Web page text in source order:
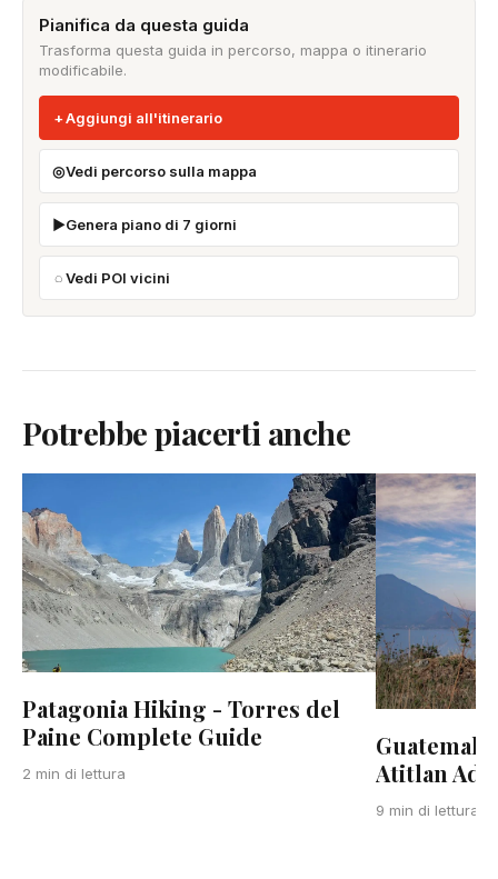
Pianifica da questa guida
Trasforma questa guida in percorso, mappa o itinerario
modificabile.
Aggiungi all'itinerario
Vedi percorso sulla mappa
Genera piano di 7 giorni
Vedi POI vicini
Potrebbe piacerti anche
Patagonia Hiking - Torres del
Paine Complete Guide
2 min di lettura
Atitlan
9 min di lettura